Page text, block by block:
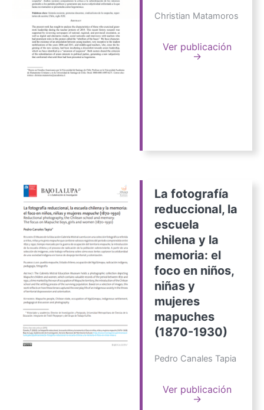
Christian Matamoros
Ver publicación
→
La fotografía
reduccional, la
escuela
chilena y la
memoria: el
foco en niños,
niñas y
mujeres
mapuches
(1870-1930)
Pedro Canales Tapia
Ver publicación
→